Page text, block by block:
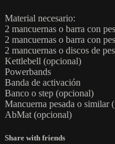
Material necesario:
2 mancuernas o barra con
2 mancuernas o barra con
2 mancuernas o discos de
Kettlebell (opcional)
Powerbands
Banda de activación
Banco o step (opcional)
Mancuerna pesada o similar
AbMat (opcional)
Share with friends